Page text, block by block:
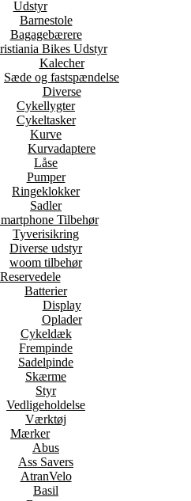
Udstyr
Barnestole
Bagagebærere
Bikes Udstyr
Kalecher
Sæde og fastspændelse
Diverse
Cykellygter
Cykeltasker
Kurve
Kurvadaptere
Låse
Pumper
Ringeklokker
Sadler
Tilbehør
Tyverisikring
Diverse udstyr
woom tilbehør
Reservedele
Batterier
Display
Oplader
Cykeldæk
Frempinde
Sadelpinde
Skærme
Styr
Vedligeholdelse
Værktøj
Mærker
Abus
Ass Savers
AtranVelo
Basil